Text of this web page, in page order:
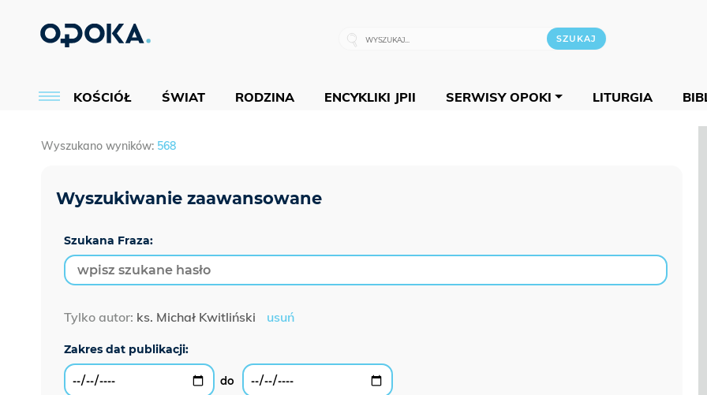
KOŚCIÓŁ ŚWIAT RODZINA ENCYKLIKI JPII SERWISY OPOKI LITURGIA
Wyszukano wyników: 568
Szukana Fraza:
Tylko autor: ks. Michał Kwitliński usuń